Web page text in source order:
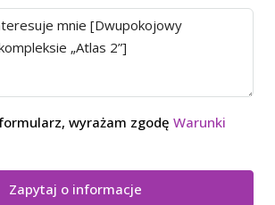
wyrażam zgodę Warunki
Zapytaj o informacje